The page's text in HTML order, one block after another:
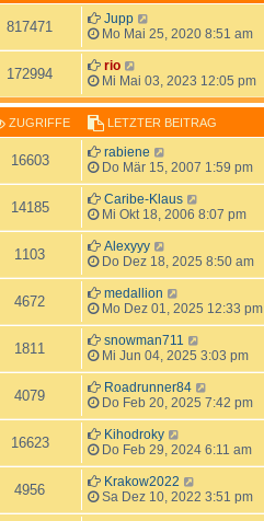
817471
Jupp
Mo Mai 25, 2020 8:51 am
172994
rio
Mi Mai 03, 2023 12:05 pm
ZUGRIFFE LETZTER BEITRAG
16603
rabiene
Do Mär 15, 2007 1:59 pm
14185
Caribe-Klaus
Mi Okt 18, 2006 8:07 pm
1103
Alexyyy
Do Dez 18, 2025 8:50 am
4672
medallion
Mo Dez 01, 2025 12:33 pm
1811
snowman711
Mi Jun 04, 2025 3:03 pm
4079
Roadrunner84
Do Feb 20, 2025 7:42 pm
16623
Kihodroky
Do Feb 29, 2024 6:11 am
4956
Krakow2022
Sa Dez 10, 2022 3:51 pm